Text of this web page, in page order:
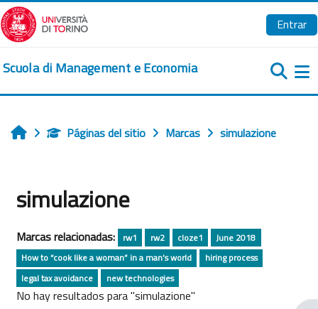
Salta al contenido principal
Entrar
Scuola di Management e Economia
InicioPáginas del sitio Marcas simulazione
simulazione
Marcas relacionadas: rw1 rw2 cloze1
June 2018
How to “cook like a woman” in a man’s world
hiring process
legal tax avoidance
new technologies
No hay resultados para "simulazione"